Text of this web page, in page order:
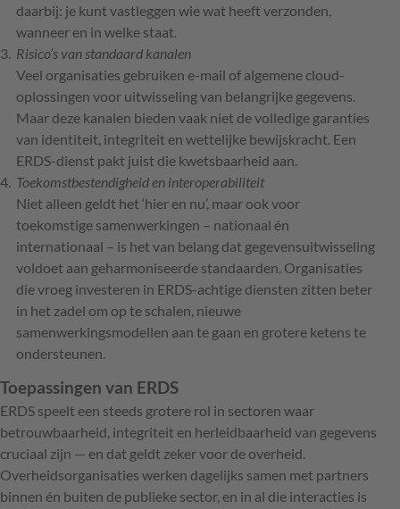
daarbij: je kunt vastleggen wie wat heeft verzonden,
wanneer en in welke staat.
Risico’s van standaard kanalen
Veel organisaties gebruiken e-mail of algemene cloud-
oplossingen voor uitwisseling van belangrijke gegevens.
Maar deze kanalen bieden vaak niet de volledige garanties
van identiteit, integriteit en wettelijke bewijskracht. Een
ERDS-dienst pakt juist die kwetsbaarheid aan.
Toekomstbestendigheid en interoperabiliteit
Niet alleen geldt het ‘hier en nu’, maar ook voor
toekomstige samenwerkingen – nationaal én
internationaal – is het van belang dat gegevensuitwisseling
voldoet aan geharmoniseerde standaarden. Organisaties
die vroeg investeren in ERDS-achtige diensten zitten beter
in het zadel om op te schalen, nieuwe
samenwerkingsmodellen aan te gaan en grotere ketens te
ondersteunen.
Toepassingen van ERDS
ERDS speelt een steeds grotere rol in sectoren waar
betrouwbaarheid, integriteit en herleidbaarheid van gegevens
cruciaal zijn — en dat geldt zeker voor de overheid.
Overheidsorganisaties werken dagelijks samen met partners
binnen én buiten de publieke sector, en in al die interacties is